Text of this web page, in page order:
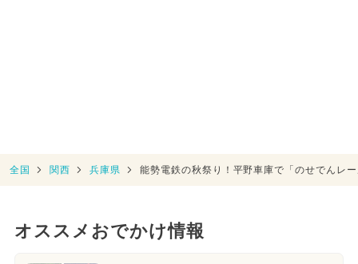
全国 関西 兵庫県 能勢電鉄の秋祭り！平野車庫で「のせでんレ
オススメおでかけ情報